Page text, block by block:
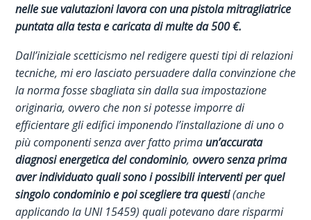
nelle sue valutazioni lavora con una pistola mitragliatrice
puntata alla testa e caricata di multe da 500 €.
Dall’iniziale scetticismo nel redigere questi tipi di relazioni
tecniche, mi ero lasciato persuadere dalla convinzione che
la norma fosse sbagliata sin dalla sua impostazione
originaria, ovvero che non si potesse imporre di
efficientare gli edifici imponendo l’installazione di uno o
più componenti senza aver fatto prima un’accurata
diagnosi energetica del condominio, ovvero senza prima
aver individuato quali sono i possibili interventi per quel
singolo condominio e poi scegliere tra questi(anche
applicando la UNI 15459) quali potevano dare risparmi